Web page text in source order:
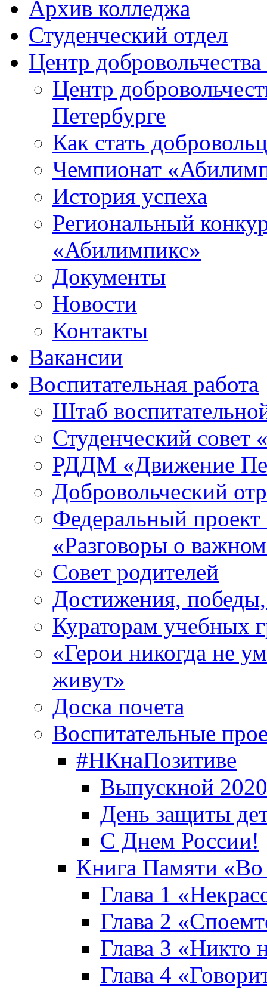
Архив колледжа
Студенческий отдел
Центр
Центр
Петербурге
Как стать
Чемпионат
История успеха
Региональный
«Абилимпикс»
Документы
Новости
Контакты
Вакансии
Воспитательная работа
Штаб
Студенческий совет
РДДМ «Движение
Добровольческий
Федеральный
«Разговоры о
Совет родителей
Достижения,
Кураторам учебных
«Герои никогда не
живут»
Доска почета
Воспитательные
#НКнаПозитиве
Выпускной
День защиты
С Днем России!
Книга Памяти
Глава 1
Глава 2
Глава 3 «Никто
Глава 4